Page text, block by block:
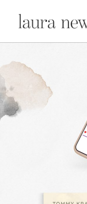
PORTFOLIO
PREMADES
PREISLISTE
KURSE